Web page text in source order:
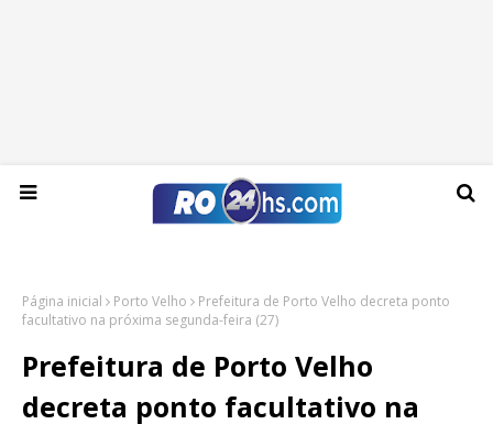
Sexta-feira, 07 de agosto de 2026
Página inicial Porto Velho
Prefeitura de Porto Velho decreta ponto
facultativo na próxima segunda-feira (27)
Prefeitura de Porto Velho
decreta ponto facultativo na